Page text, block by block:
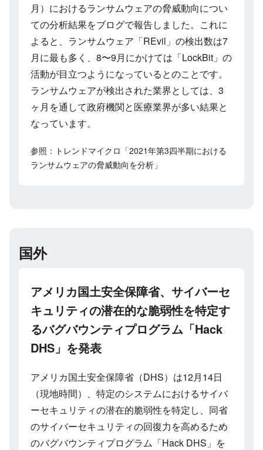
月）におけるランサムウェアの脅威動向につい
ての分析結果をブログで報告しました。これに
よると、ランサムウェア「REvil」の検出数は7
月に最も多く、8〜9月にかけては「LockBit」の
活動が目立つようになっているとのことです。
ランサムウェアが検出された業界としては、3
ヶ月を通して政府機関と医療業界が多い結果と
なっています。
参照：トレンドマイクロ「2021年第3四半期における
ランサムウェアの脅威動向を分析」
国外
アメリカ国土安全保障省、サイバーセ
キュリティの潜在的な脆弱性を特定す
るバグバウンティプログラム「Hack
DHS」を発表
アメリカ国土安全保障省（DHS）は12月14日
（現地時間）、特定のシステムにおけるサイバ
ーセキュリティの潜在的脆弱性を特定し、同省
のサイバーセキュリティの回復力を高めるため
のバグバウンティプログラム「Hack DHS」を